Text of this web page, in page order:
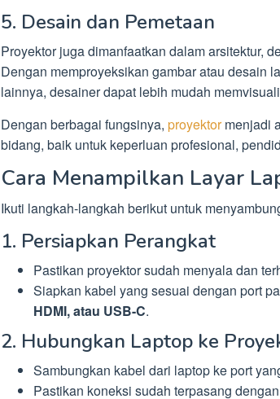
5. Desain dan Pemetaan
Proyektor juga dimanfaatkan dalam arsitektur,
Dengan memproyeksikan gambar atau desain
lainnya, desainer dapat lebih mudah
Dengan berbagai fungsinya, proyektormenjadi
bidang, baik untuk keperluan profesional,
Cara Menampilkan Layar
Ikuti langkah-langkah berikut untuk
1. Persiapkan Perangkat
Pastikan proyektor sudah menyala dan
Siapkan kabel yang sesuai dengan port
HDMI, atau USB-C.
2. Hubungkan Laptop ke
Sambungkan kabel dari laptop ke port
Pastikan koneksi sudah terpasang